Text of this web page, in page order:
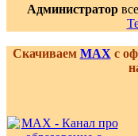
Администратор
Скачиваем MAX с